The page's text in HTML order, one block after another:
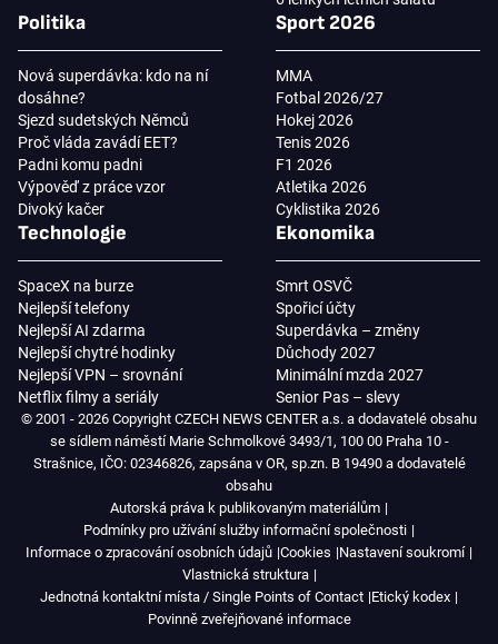
Politika
Nová superdávka: kdo na ní
dosáhne?
Sjezd sudetských Němců
Proč vláda zavádí EET?
Padni komu padni
Výpověď z práce vzor
Divoký kačer
Sport 2026
MMA
Fotbal 2026/27
Hokej 2026
Tenis 2026
F1 2026
Atletika 2026
Cyklistika 2026
Technologie
SpaceX na burze
Nejlepší telefony
Nejlepší AI zdarma
Nejlepší chytré hodinky
Nejlepší VPN – srovnání
Netflix filmy a seriály
Ekonomika
Smrt OSVČ
Spořicí účty
Superdávka – změny
Důchody 2027
Minimální mzda 2027
Senior Pas – slevy
© 2001 - 2026 Copyright CZECH NEWS CENTER a.s. a dodavatelé obsahu
se sídlem náměstí Marie Schmolkové 3493/1, 100 00 Praha 10 -
Strašnice, IČO: 02346826, zapsána v OR, sp.zn. B 19490 a dodavatelé
obsahu
Autorská práva k publikovaným materiálům
Podmínky pro užívání služby informační společnosti
Informace o zpracování osobních údajů Cookies Nastavení soukromí
Vlastnická struktura
Jednotná kontaktní místa / Single Points of Contact Etický kodex
Povinně zveřejňované informace